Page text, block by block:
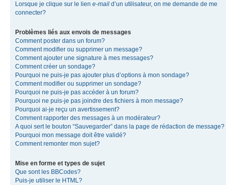
Lorsque je clique sur le lien e-mail d’un utilisateur, on me demande de me
connecter?
Problèmes liés aux envois de messages
Comment poster dans un forum?
Comment modifier ou supprimer un message?
Comment ajouter une signature à mes messages?
Comment créer un sondage?
Pourquoi ne puis-je pas ajouter plus d’options à mon sondage?
Comment modifier ou supprimer un sondage?
Pourquoi ne puis-je pas accéder à un forum?
Pourquoi ne puis-je pas joindre des fichiers à mon message?
Pourquoi ai-je reçu un avertissement?
Comment rapporter des messages à un modérateur?
A quoi sert le bouton “Sauvegarder” dans la page de rédaction de message?
Pourquoi mon message doit être validé?
Comment remonter mon sujet?
Mise en forme et types de sujet
Que sont les BBCodes?
Puis-je utiliser le HTML?